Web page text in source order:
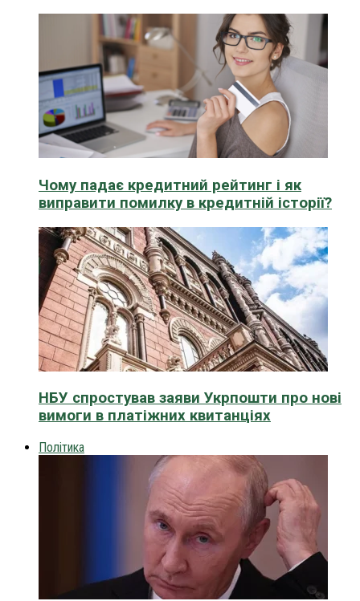
Чому падає кредитний рейтинг і як
виправити помилку в кредитній історії?
НБУ спростував заяви Укрпошти про нові
вимоги в платіжних квитанціях
Політика